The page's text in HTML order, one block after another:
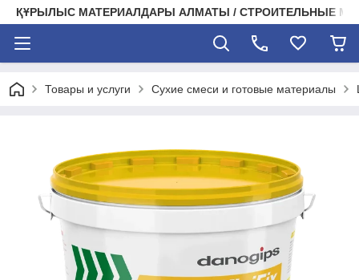
ҚҰРЫЛЫС МАТЕРИАЛДАРЫ АЛМАТЫ / СТРОИТЕЛЬНЫЕ
Товары и услуги Сухие смеси и готовые материалы